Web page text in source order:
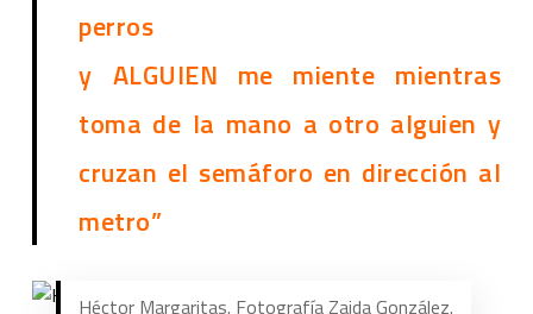
perros
y ALGUIEN me miente mientras
toma de la mano a otro alguien y
cruzan el semáforo en dirección al
metro”
Héctor Margaritas. Fotografía Zaida González.